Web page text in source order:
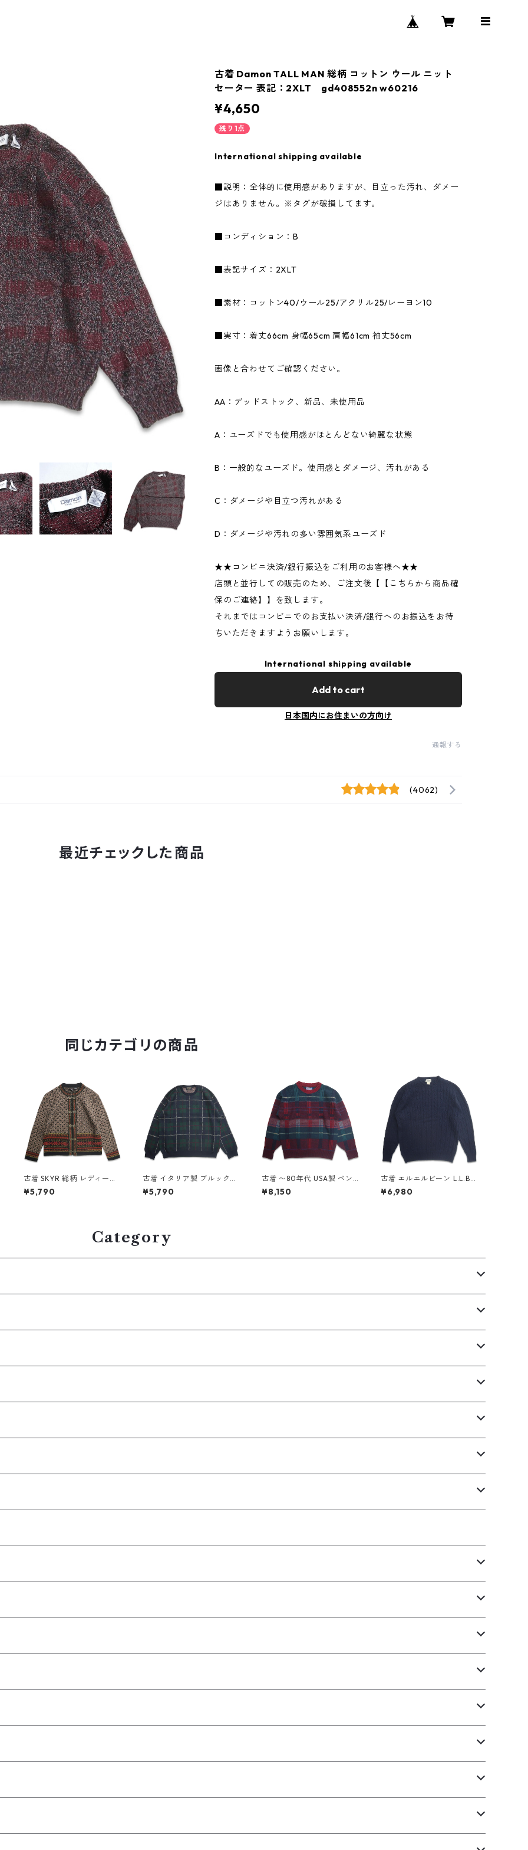
古着 Damon TALL MAN 総柄 コットン ウール ニット
セーター 表記：2XLT gd408552n w60216
¥4,650
残り1点
International shipping available
■説明：全体的に使用感がありますが、目立った汚れ、ダメー
ジはありません。※タグが破損してます。
■コンディション：B
■表記サイズ：2XLT
■素材：コットン40/ウール25/アクリル25/レーヨン10
■実寸：着丈66cm 身幅65cm 肩幅61cm 袖丈56cm
画像と合わせてご確認ください。
AA：デッドストック、新品、未使用品
A：ユーズドでも使用感がほとんどない綺麗な状態
B：一般的なユーズド。使用感とダメージ、汚れがある
C：ダメージや目立つ汚れがある
D：ダメージや汚れの多い雰囲気系ユーズド
★★コンビニ決済/銀行振込をご利用のお客様へ★★
店頭と並行しての販売のため、ご注文後【【こちらから商品確
保のご連絡】】を致します。
それまではコンビニでのお支払い決済/銀行へのお振込をお待
ちいただきますようお願いします。
International shipping available
Add to cart
日本国内にお住まいの方向け
通報する
(4062)
最近チェックした商品
同じカテゴリの商品
古着 SKYR 総柄 レディース
ウール カーディガン セータ
ー 表記：S gd408539n w
¥5,790
古着 イタリア製 ブルックス
ブラザーズ Brooks brother
s ウールニット セーター チ
¥5,790
古着 〜80年代 USA製 ペン
ドルトン PENDLETON ウー
ルニット セーター 総柄 表
¥8,150
古着 エルエルビーン L.L.Be
an ウールニット セーター
ネイビー 表記：XL gd408
¥6,980
Category